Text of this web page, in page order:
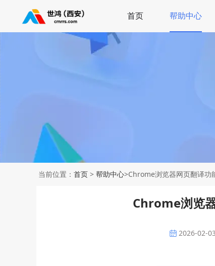
首页 帮助中心
当前位置： 首页 > 帮助中心>Chrome浏览器网页翻译功
Chrome浏览
2026-02-03